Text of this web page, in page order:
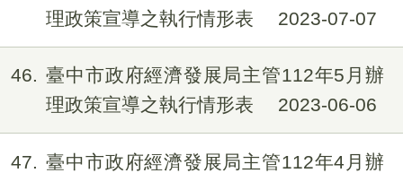
理政策宣導之執行情形表
2023-07-07
46
臺中市政府經濟發展局主管112年5月辦
理政策宣導之執行情形表
2023-06-06
47
臺中市政府經濟發展局主管112年4月辦